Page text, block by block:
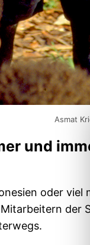
Asmat
und
oder viel
der